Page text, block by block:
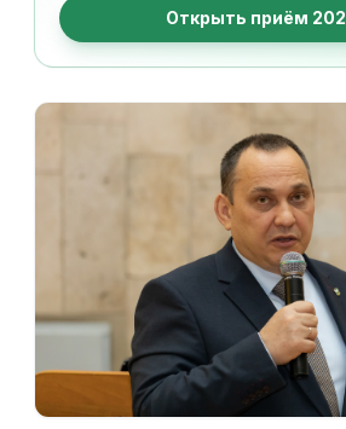
Открыть приём